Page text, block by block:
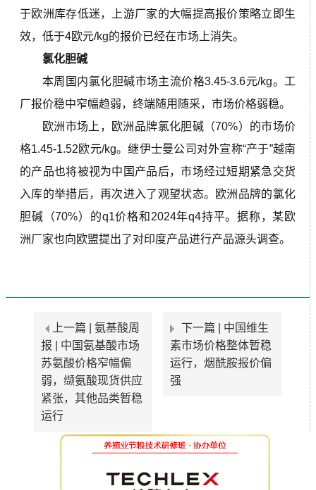
于欧洲库存低迷，上游厂家的大幅提高报价策略立即生
效，低于4欧元/kg的报价已经在市场上消失。
氯化胆碱
本周国内氯化胆碱市场主流价格3.45-3.6元/kg。 工
厂报价稳中窄幅趋弱，终端随用随采，市场价格弱稳。
欧洲市场上，欧洲品牌氯化胆碱（70%）的市场价
格1.45-1.52欧元/kg。继伊士曼公司对外宣称“产于”越南
的产品也将被视为中国产品后，市场经过短期紧急交货
入库的举措后，再次进入了观望状态。欧洲品牌的氯化
胆碱（70%）的q1价格和2024年q4持平。据称，某欧
洲厂家也向欧盟提出了对印度产品进行产品源头调查。
上一篇 | 氨基酸周
报 | 中国氨基酸市场
苏氨酸价格窄幅偏
弱，缬氨酸现货供应
紧张，其他品类暂稳
运行
下一篇 | 中国维生
素市场价格整体暂稳
运行，烟酰胺报价偏
强